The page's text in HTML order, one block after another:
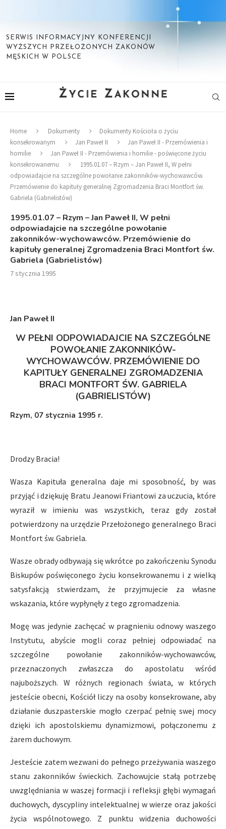
SERWIS INFORMACYJNY KONFERENCJI
WYŻSZYCH PRZEŁOŻONYCH ZAKONÓW
MĘSKICH W POLSCE
Home Dokumenty
Dokumenty Kościoła o życiu
konsekrowanym
Jan Paweł II
Jan Paweł II - Przemówienia i
homilie
Jan Paweł II - Przemówienia i homilie - poświęcone życiu
konsekrowanemu
1995.01.07 – Rzym – Jan Paweł II, W pełni
odpowiadajcie na szczególne powołanie zakonników-wychowawców.
Przemówienie do kapituły generalnej Zgromadzenia Braci Montfort św.
Gabriela (Gabrielistów)
1995.01.07 – Rzym – Jan Paweł II, W pełni
odpowiadajcie na szczególne powołanie
zakonników-wychowawców. Przemówienie do
kapituły generalnej Zgromadzenia Braci Montfort św.
Gabriela (Gabrielistów)
7 stycznia 1995
Jan Paweł II
W PEŁNI ODPOWIADAJCIE NA SZCZEGÓLNE
POWOŁANIE ZAKONNIKÓW-
WYCHOWAWCÓW. PRZEMÓWIENIE DO
KAPITUŁY GENERALNEJ ZGROMADZENIA
BRACI MONTFORT ŚW. GABRIELA
(GABRIELISTÓW)
Rzym, 07 stycznia 1995 r.
Drodzy Bracia!
Wasza Kapituła generalna daje mi sposobność, by was
przyjąć i dziękuję Bratu Jeanowi Friantowi za uczucia, które
wyraził w imieniu was wszystkich, teraz gdy został
potwierdzony na urzędzie Przełożonego generalnego Braci
Montfort św. Gabriela.
Wasze obrady odbywają się wkrótce po zakończeniu Synodu
Biskupów poświęconego życiu konsekrowanemu i z wielką
satysfakcją stwierdzam, że przyjmujecie za własne
wskazania, które wypłynęły z tego zgromadzenia.
Mogę was jedynie zachęcać w pragnieniu odnowy waszego
Instytutu, abyście mogli coraz pełniej odpowiadać na
szczególne powołanie zakonników-wychowawców,
przeznaczonych zwłaszcza do apostolatu wśród
najuboższych. W różnych regionach świata, w których
jesteście obecni, Kościół liczy na osoby konsekrowane, aby
działanie duszpasterskie mogło czerpać pełnię swej mocy
dzięki ich apostolskiemu dynamizmowi, połączonemu z
żarem duchowym.
Jesteście zatem wezwani do pełnego przeżywania waszego
stanu zakonników świeckich. Zachowujcie stałą potrzebę
uwzględniania w waszej formacji i refleksji głębi wymagań
duchowych, dyscypliny intelektualnej w wierze oraz jakości
życia wspólnotowego. Z punktu widzenia duchowości